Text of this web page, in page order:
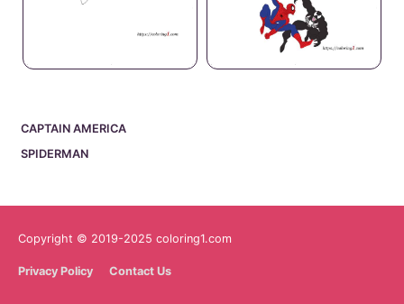
CAPTAIN AMERICA
SPIDERMAN
Copyright © 2019-2025 coloring1.com
Privacy Policy Contact Us